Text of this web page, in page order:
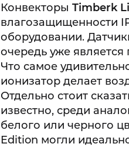
Конвекторы Timberk
влагозащищенности
оборудовании.
очередь уже
Что самое
ионизатор делает
Отдельно стоит
известно, среди
белого или черного
Edition могли